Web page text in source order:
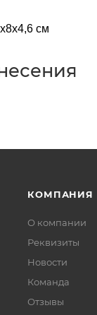
см
КОМПАНИЯ
О компании
Реквизиты
Новости
Команда
Отзывы